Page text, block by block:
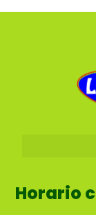
Horario